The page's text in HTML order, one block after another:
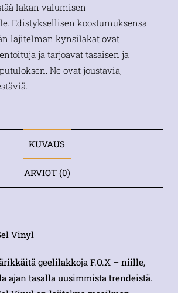
lakan valumisen
Edistyksellisen koostumuksensa
lajitelman kynsilakat ovat
ja tarjoavat tasaisen ja
Ne ovat joustavia,
KUVAUS
ARVIOT (0)
Vinyl
geelilakkoja F.O.X – niille,
ajan tasalla uusimmista trendeistä.